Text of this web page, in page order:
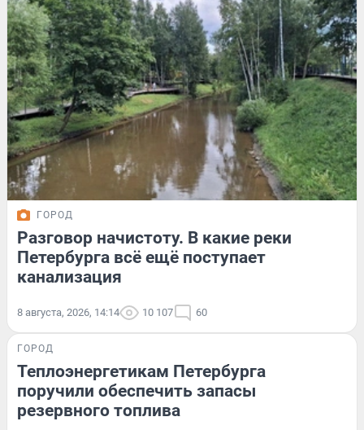
ГОРОД
Разговор начистоту. В какие реки
Петербурга всё ещё поступает
канализация
8 августа, 2026, 14:14 10 107 60
ГОРОД
Теплоэнергетикам Петербурга
поручили обеспечить запасы
резервного топлива